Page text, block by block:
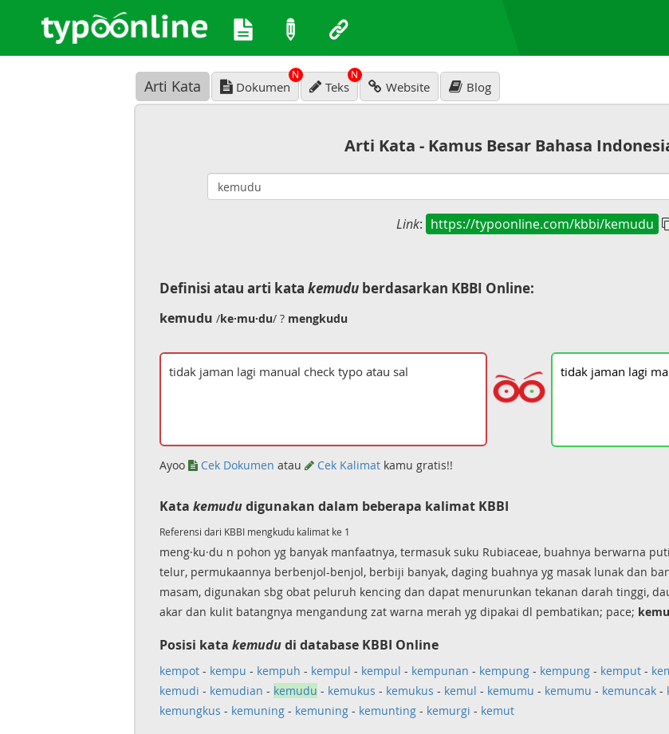
Arti Kata Dokumen
N
Teks
N
Website Blog
Arti Kata - Kamus Besar Bahasa
Link: https://typoonline.com/kbbi/kemudu
Definisi atau arti kata kemuduberdasarkan KBBI Online:
kemudu /ke·mu·du/ ? mengkudu
tidak jaman lagi
Ayoo Cek Dokumen atau Cek Kalimatkamu gratis!!
Kata kemududigunakan dalam beberapa kalimat KBBI
Referensi dari KBBI mengkudu kalimat ke 1
meng·ku·du n pohon yg banyak manfaatnya, termasuk suku Rubiaceae, buahnya berwarna
telur, permukaannya berbenjol-benjol, berbiji banyak, daging buahnya yg masak lunak dan
masam, digunakan sbg obat peluruh kencing dan dapat menurunkan tekanan darah tinggi,
akar dan kulit batangnya mengandung zat warna merah yg dipakai dl pembatikan; pace;
Posisi kata kemududi database KBBI Online
kempot- kempu - kempuh - kempul - kempul - kempunan - kempung- kempung- kemput-
kemudi - kemudian - kemudu - kemukus - kemukus - kemul - kemumu - kemumu - kemuncak-
kemungkus - kemuning- kemuning- kemunting- kemurgi - kemut